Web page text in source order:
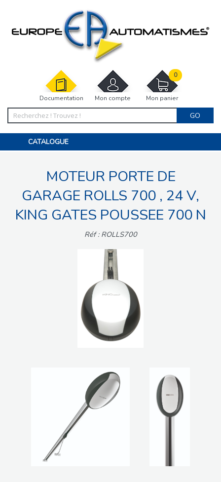
Documentation Mon compte Mon panier
0
GO
CATALOGUE
MOTORISATIONS
ACCESSOIRES ET ELECTRONIQUES
INTERPHONES VISIOPHONES
MOTEUR PORTE DE
GARAGE ROLLS 700 , 24 V,
KING GATES POUSSEE 700 N
Réf : ROLLS700